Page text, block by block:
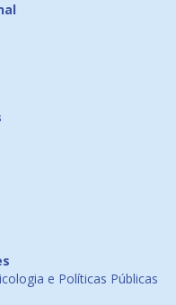
e Políticas Públicas